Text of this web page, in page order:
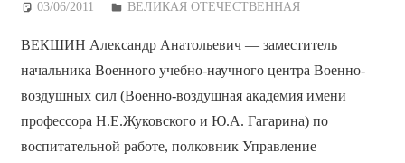
03/06/2011 Дежурный по Редакции
ВЕЛИКАЯ ОТЕЧЕСТВЕННАЯ
ВЕКШИН Александр Анатольевич — заместитель
начальника Военного учебно-научного центра Военно-
воздушных сил (Военно-воздушная академия имени
профессора Н.Е.Жуковского и Ю.А. Гагарина) по
воспитательной работе, полковник Управление